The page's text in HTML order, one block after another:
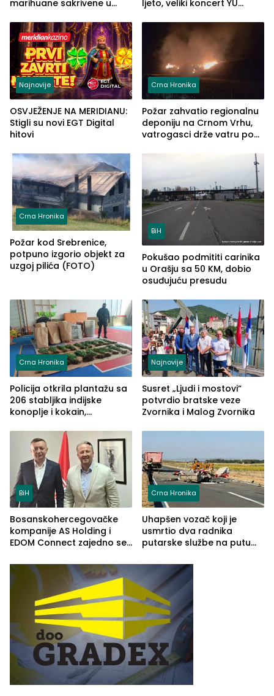
marihuane sakrivene u
ljeto, veliki koncert YU
ove godine
Najnovije
OSVJEŽENJE NA MERIDIANU:
Stigli su novi EGT Digital
hitovi
Crna Hronika
Požar zahvatio regionalnu
deponiju na Crnom Vrhu,
vatrogasci drže vatru pod
Crna Hronika
Požar kod Srebrenice,
potpuno izgorio objekt za
uzgoj pilića (FOTO)
BiH
Pokušao podmititi carinika
u Orašju sa 50 KM, dobio
osuđujuću presudu
Crna Hronika
Policija otkrila plantažu sa
206 stabljika indijske
konoplje i kokain,
(FOTO)
Najnovije
Susret „Ljudi i mostovi“
potvrdio bratske veze
Zvornika i Malog Zvornika
BiH
Bosanskohercegovačke
kompanije AS Holding i
EDOM Connect zajedno se
Crna Hronika
Uhapšen vozač koji je
usmrtio dva radnika
putarske službe na putu
(FOTO)